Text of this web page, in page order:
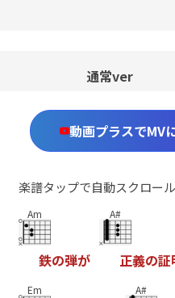
通常ver
動画プラスでMV
楽譜タップで自動スクロー
Am
鉄の弾が
A#
正義の証
Em A#